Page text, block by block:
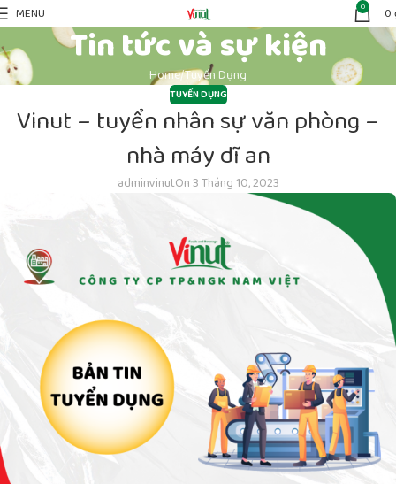
MENU 0 0
Tin tức và sự kiện
Home Tuyển Dụng
TUYỂN DỤNG
Vinut – tuyển nhân sự văn phòng –
nhà máy dĩ an
adminvinutOn 3 Tháng 10, 2023